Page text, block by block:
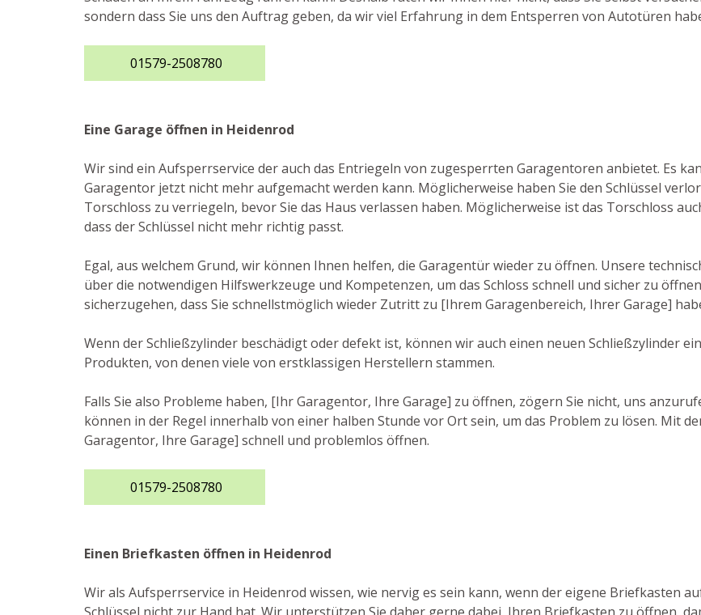
sondern dass Sie uns den Auftrag geben, da wir viel Erfahrung in dem Entsperren von Autotüren
01579-2508780
Eine Garage öffnen in Heidenrod
Wir sind ein Aufsperrservice der auch das Entriegeln von zugesperrten Garagentoren anbietet. Es
Garagentor jetzt nicht mehr aufgemacht werden kann. Möglicherweise haben Sie den Schlüssel
Torschloss zu verriegeln, bevor Sie das Haus verlassen haben. Möglicherweise ist das Torschloss
dass der Schlüssel nicht mehr richtig passt.
Egal, aus welchem Grund, wir können Ihnen helfen, die Garagentür wieder zu öffnen. Unsere
über die notwendigen Hilfswerkzeuge und Kompetenzen, um das Schloss schnell und sicher zu
sicherzugehen, dass Sie schnellstmöglich wieder Zutritt zu [Ihrem Garagenbereich, Ihrer Garage]
Wenn der Schließzylinder beschädigt oder defekt ist, können wir auch einen neuen Schließzylinder
Produkten, von denen viele von erstklassigen Herstellern stammen.
Falls Sie also Probleme haben, [Ihr Garagentor, Ihre Garage] zu öffnen, zögern Sie nicht, uns
können in der Regel innerhalb von einer halben Stunde vor Ort sein, um das Problem zu lösen. Mit
Garagentor, Ihre Garage] schnell und problemlos öffnen.
01579-2508780
Einen Briefkasten öffnen in Heidenrod
Wir als Aufsperrservice in Heidenrod wissen, wie nervig es sein kann, wenn der eigene Briefkasten